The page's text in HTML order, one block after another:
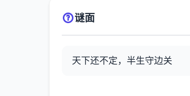
谜面
天下还不定，半生守边关